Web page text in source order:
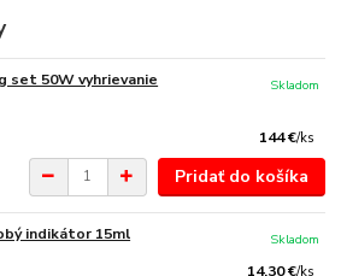
set 50W vyhrievanie
144 €/ks
Skladom
Pridať do košíka
indikátor 15ml
14,30 €/ks
Skladom